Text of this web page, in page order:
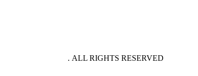
. ALL RIGHTS RESERVED